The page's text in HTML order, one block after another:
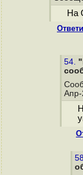
На
54.
Апр-